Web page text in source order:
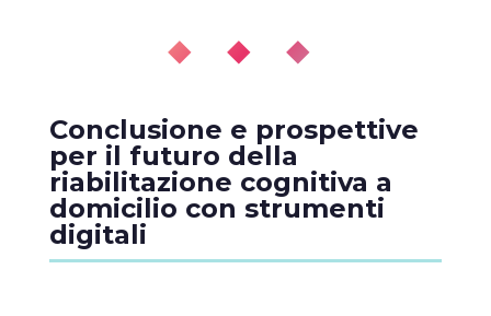
◆ ◆ ◆
Conclusione e prospettive
per il futuro della
riabilitazione cognitiva a
domicilio con strumenti
digitali